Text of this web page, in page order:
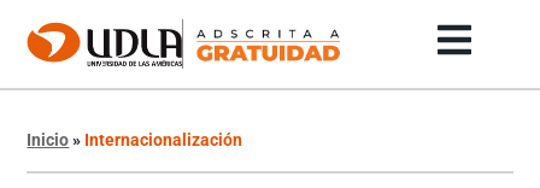
Inicio» Internacionalización